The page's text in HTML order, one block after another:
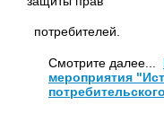
потребителей.
Смотрите далее...
мероприятия